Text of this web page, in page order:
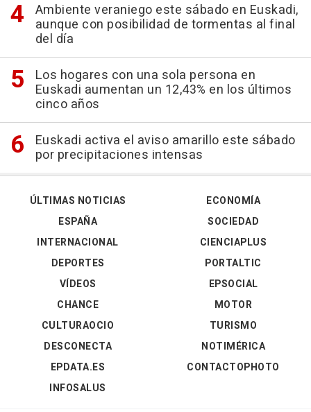
Ambiente veraniego este sábado en Euskadi,
aunque con posibilidad de tormentas al final
del día
Los hogares con una sola persona en
Euskadi aumentan un 12,43% en los últimos
cinco años
Euskadi activa el aviso amarillo este sábado
por precipitaciones intensas
ÚLTIMAS NOTICIAS
ESPAÑA
INTERNACIONAL
DEPORTES
VÍDEOS
ECONOMÍA
SOCIEDAD
CIENCIAPLUS
PORTALTIC
EPSOCIAL
CHANCE
CULTURAOCIO
DESCONECTA
EPDATA.ES
INFOSALUS
MOTOR
TURISMO
NOTIMÉRICA
CONTACTOPHOTO